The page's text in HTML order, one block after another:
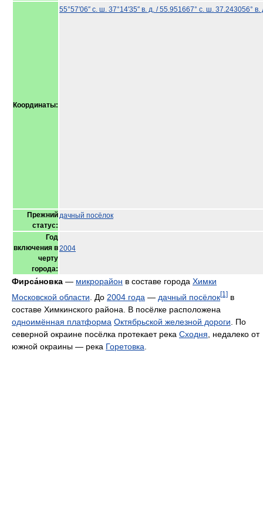
Координаты:
55°57′06″ с. ш. 37°14′35″ в. д. /55.951667° с. ш. 37.243056° в.
Прежний
статус:
дачный посёлок
Год
включения в
черту
города:
2004
Фирса́новка — микрорайон в составе города Химки
Московской области . До 2004 года — дачный посёлок[1] в
составе Химкинского района. В посёлке расположена
одноимённая платформа Октябрьской железной дороги . По
северной окраине посёлка протекает река Сходня , недалеко от
южной окраины — река Горетовка